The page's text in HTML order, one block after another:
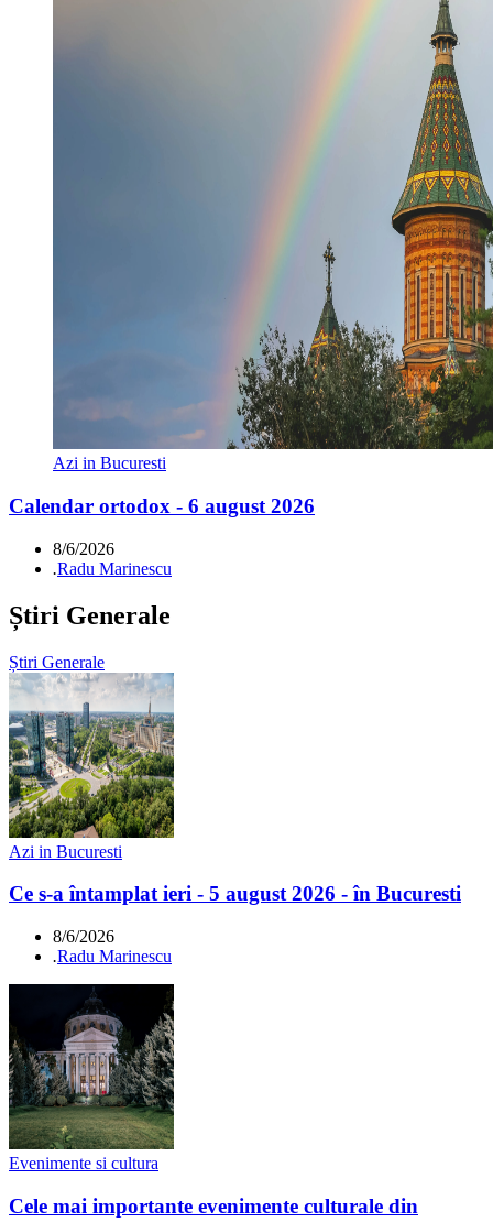
Azi in Bucuresti
Calendar ortodox - 6 august 2026
8/6/2026
.Radu Marinescu
Știri Generale
Știri Generale
Azi in Bucuresti
Ce s-a întamplat ieri - 5 august 2026 - în Bucuresti
8/6/2026
.Radu Marinescu
Evenimente si cultura
Cele mai importante evenimente culturale din